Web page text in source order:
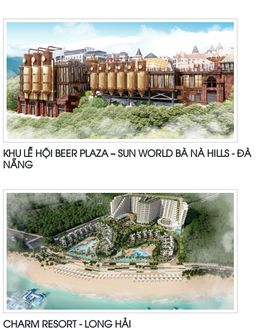
KHU LỄ HỘI BEER PLAZA – SUN WORLD BÀ NÀ HILLS - ĐÀ
NẴNG
CHARM RESORT - LONG HẢI